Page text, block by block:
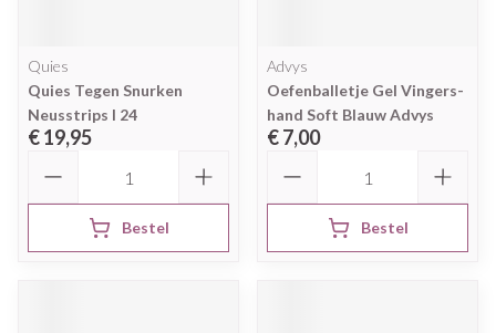
Quies
Quies Tegen Snurken
Neusstrips l 24
€ 19,95
Bestel
Advys
Oefenballetje Gel Vingers-
hand Soft Blauw Advys
€ 7,00
Bestel